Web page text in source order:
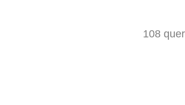
108